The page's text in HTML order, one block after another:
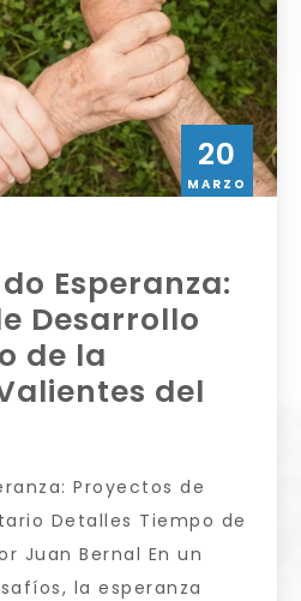
20
MARZO
Esperanza:
Desarrollo
de la
del
Proyectos de
Detalles Tiempo de
Juan Bernal En un
la esperanza